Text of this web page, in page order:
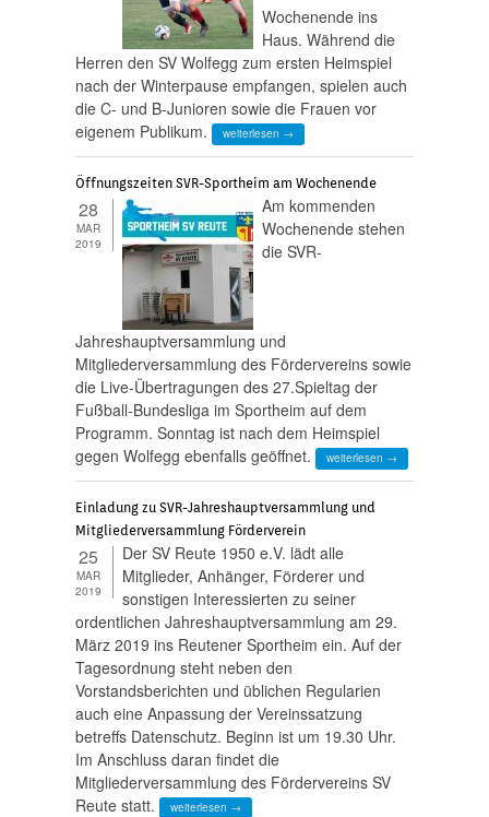
Wochenende ins
Haus. Während die
Herren den SV Wolfegg zum ersten Heimspiel
nach der Winterpause empfangen, spielen auch
die C- und B-Junioren sowie die Frauen vor
eigenem Publikum.
weiterlesen →
Öffnungszeiten SVR-Sportheim am Wochenende
28
MAR
2019
Am kommenden
Wochenende stehen
die SVR-
Jahreshauptversammlung und
Mitgliederversammlung des Fördervereins sowie
die Live-Übertragungen des 27.Spieltag der
Fußball-Bundesliga im Sportheim auf dem
Programm. Sonntag ist nach dem Heimspiel
gegen Wolfegg ebenfalls geöffnet.
weiterlesen →
Einladung zu SVR-Jahreshauptversammlung und
Mitgliederversammlung Förderverein
25
MAR
2019
Der SV Reute 1950 e.V. lädt alle
Mitglieder, Anhänger, Förderer und
sonstigen Interessierten zu seiner
ordentlichen Jahreshauptversammlung am 29.
März 2019 ins Reutener Sportheim ein. Auf der
Tagesordnung steht neben den
Vorstandsberichten und üblichen Regularien
auch eine Anpassung der Vereinssatzung
betreffs Datenschutz. Beginn ist um 19.30 Uhr.
Im Anschluss daran findet die
Mitgliederversammlung des Fördervereins SV
Reute statt.
weiterlesen →